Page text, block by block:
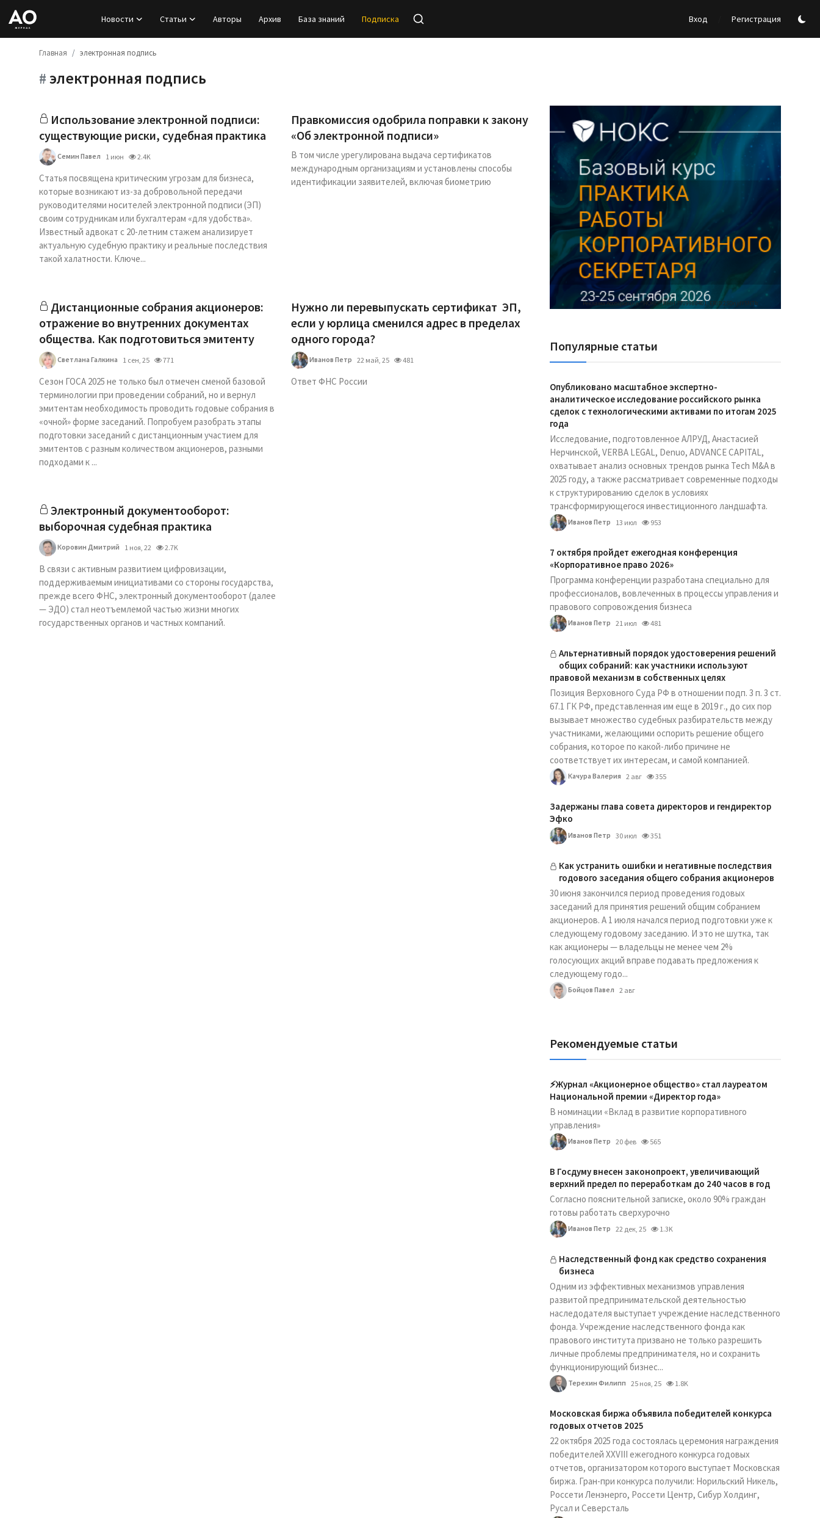
Новости Статьи Авторы Архив База знаний Подписка Вход Регистрация
Регистрация
Новости
Авторы
База знаний
Подписка
Главная электронная подпись
# электронная подпись
Использование электронной подписи:
существующие риски, судебная практика
Семин Павел 1 июн 2.4K
Статья посвящена критическим угрозам для бизнеса,
которые возникают из-за добровольной передачи
руководителями носителей электронной подписи (ЭП)
своим сотрудникам или бухгалтерам «для удобства».
Известный адвокат с 20-летним стажем анализирует
актуальную судебную практику и реальные последствия
такой халатности. Ключе...
Правкомиссия одобрила поправки к закону
«Об электронной подписи»
В том числе урегулирована выдача сертификатов
международным организациям и установлены способы
идентификации заявителей, включая биометрию
Дистанционные собрания акционеров:
отражение во внутренних документах
общества. Как подготовиться эмитенту
Светлана Галкина 1 сен, 25 771
Сезон ГОСА 2025 не только был отмечен сменой базовой
терминологии при проведении собраний, но и вернул
эмитентам необходимость проводить годовые собрания в
«очной» форме заседаний. Попробуем разобрать этапы
подготовки заседаний с дистанционным участием для
эмитентов с разным количеством акционеров, разными
подходами к ...
Нужно ли перевыпускать сертификат ЭП,
если у юрлица сменился адрес в пределах
одного города?
Иванов Петр 22 май, 25 481
Ответ ФНС России
Электронный документооборот:
выборочная судебная практика
Коровин Дмитрий 1 ноя, 22 2.7K
В связи с активным развитием цифровизации,
поддерживаемым инициативами со стороны государства,
прежде всего ФНС, электронный документооборот (далее
— ЭДО) стал неотъемлемой частью жизни многих
государственных органов и частных компаний.
Реклама Ассоциации "НОКС", ИНН 7709980401, ERID:2SDnjdY5NTb
Популярные статьи
Опубликовано масштабное экспертно-
аналитическое исследование российского рынка
сделок с технологическими активами по итогам 2025
года
Исследование, подготовленное АЛРУД, Анастасией
Нерчинской, VERBA LEGAL, Denuo, ADVANCE CAPITAL,
охватывает анализ основных трендов рынка Tech M&A в
2025 году, а также рассматривает современные подходы
к структурированию сделок в условиях
трансформирующегося инвестиционного ландшафта.
Иванов Петр 13 июл 953
7 октября пройдет ежегодная конференция
«Корпоративное право 2026»
Программа конференции разработана специально для
профессионалов, вовлеченных в процессы управления и
правового сопровождения бизнеса
Иванов Петр 21 июл 481
Альтернативный порядок удостоверения решений
общих собраний: как участники используют
правовой механизм в собственных целях
Позиция Верховного Суда РФ в отношении подп. 3 п. 3 ст.
67.1 ГК РФ, представленная им еще в 2019 г., до сих пор
вызывает множество судебных разбирательств между
участниками, желающими оспорить решение общего
собрания, которое по какой-либо причине не
соответствует их интересам, и самой компанией.
Качура Валерия 2 авг 355
Задержаны глава совета директоров и гендиректор
Эфко
Иванов Петр 30 июл 351
Как устранить ошибки и негативные последствия
годового заседания общего собрания акционеров
30 июня закончился период проведения годовых
заседаний для принятия решений общим собранием
акционеров. А 1 июля начался период подготовки уже к
следующему годовому заседанию. И это не шутка, так
как акционеры — владельцы не менее чем 2%
голосующих акций вправе подавать предложения к
следующему годо...
Бойцов Павел 2 авг
Рекомендуемые статьи
⚡️Журнал «Акционерное общество» стал лауреатом
Национальной премии «Директор года»
В номинации «Вклад в развитие корпоративного
управления»
Иванов Петр 20 фев 565
В Госдуму внесен законопроект, увеличивающий
верхний предел по переработкам до 240 часов в год
Согласно пояснительной записке, около 90% граждан
готовы работать сверхурочно
Иванов Петр 22 дек, 25 1.3K
Наследственный фонд как средство сохранения
бизнеса
Одним из эффективных механизмов управления
развитой предпринимательской деятельностью
наследодателя выступает учреждение наследственного
фонда. Учреждение наследственного фонда как
правового института призвано не только разрешить
личные проблемы предпринимателя, но и сохранить
функционирующий бизнес...
Терехин Филипп 25 ноя, 25 1.8K
Московская биржа объявила победителей конкурса
годовых отчетов 2025
22 октября 2025 года состоялась церемония награждения
победителей XXVIII ежегодного конкурса годовых
отчетов, организатором которого выступает Московская
биржа. Гран-при конкурса получили: Норильский Никель,
Россети Ленэнерго, Россети Центр, Сибур Холдинг,
Русал и Северсталь